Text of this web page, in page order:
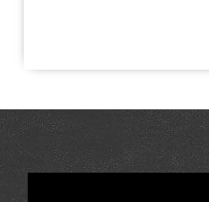
всего 74 520 грн. в
нашим консультантам
клиентам городов: